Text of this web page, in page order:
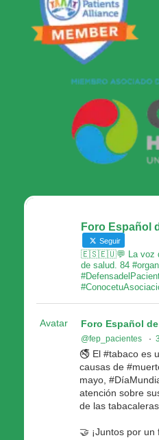
Foro Español
Seguir
🇪🇸🇪🇺💬 La voz
de salud. 84
Avatar Foro Español
@fep_pacientes ·
🚭 El #tabaco es
causas de
mayo,
atención sobre
de las tabacaleras
🤝 ¡Juntos por